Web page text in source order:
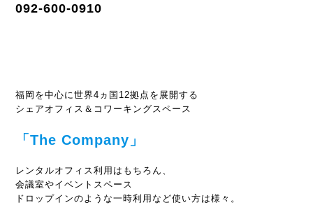
092-600-0910
福岡を中心に世界4ヵ国12拠点を展開する
シェアオフィス＆コワーキングスペース
「The Company」
レンタルオフィス利用はもちろん、
会議室やイベントスペース
ドロップインのような一時利用など使い方は様々。